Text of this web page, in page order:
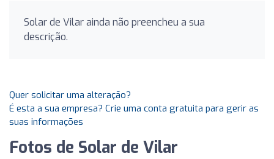
Solar de Vilar ainda não preencheu a sua
descrição.
Quer solicitar uma alteração?
É esta a sua empresa? Crie uma conta gratuita para gerir as
suas informações
Fotos de Solar de Vilar